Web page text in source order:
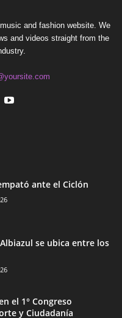
and fashion website. We
and videos straight from the
ante el Ciclón
Albiazul se ubica entre los
el 1° Congreso
y Ciudadanía